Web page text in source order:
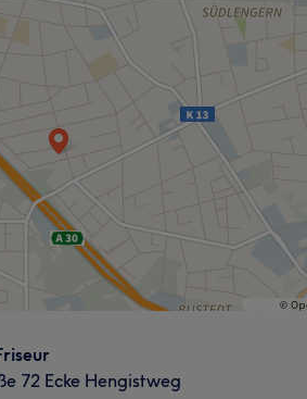
72 Ecke Hengistweg